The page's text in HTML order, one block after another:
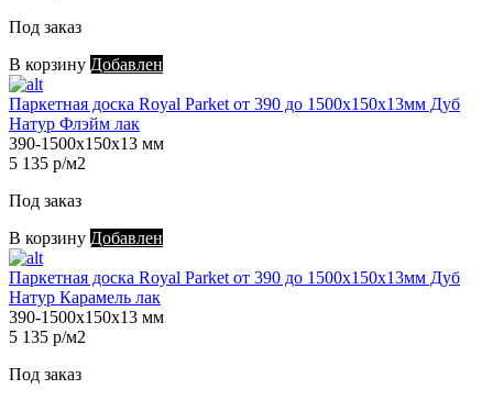
Под заказ
В корзину Добавлен
Паркетная доска Royal Parket от 390 до 1500х150х13мм Дуб
Натур Флэйм лак
390-1500х150х13 мм
5 135 р/м2
Под заказ
В корзину Добавлен
Паркетная доска Royal Parket от 390 до 1500х150х13мм Дуб
Натур Карамель лак
390-1500х150х13 мм
5 135 р/м2
Под заказ